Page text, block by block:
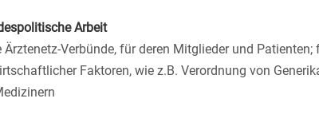
Arbeit
Ärztenetz-Verbünde, für deren Mitglieder und
Faktoren, wie z.B. Verordnung von